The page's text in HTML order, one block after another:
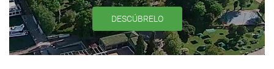
DESCÚBRELO